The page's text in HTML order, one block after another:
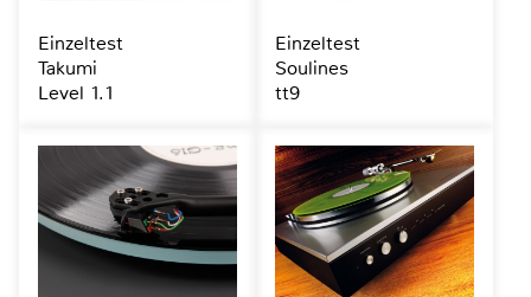
Einzeltest
Takumi
Level 1.1
Einzeltest
Soulines
tt9